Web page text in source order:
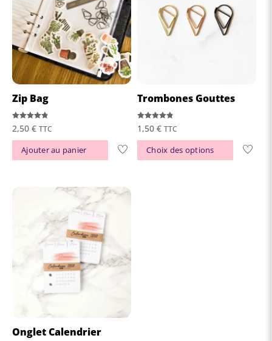
Zip Bag
Note
4.81
2,50 € TTC
Ajouter au panier
Trombones Gouttes
Note
4.81
1,50 € TTC
Choix des options
Ce
produit
Onglet Calendrier